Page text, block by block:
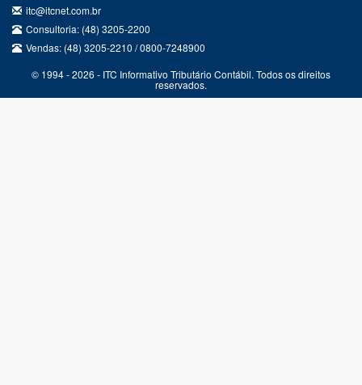
itc@itcnet.com.br
Consultoria: (48) 3205-2200
Vendas: (48) 3205-2210 / 0800-7248900
© 1994 - 2026 - ITC Informativo Tributário Contábil. Todos os direitos
reservados.